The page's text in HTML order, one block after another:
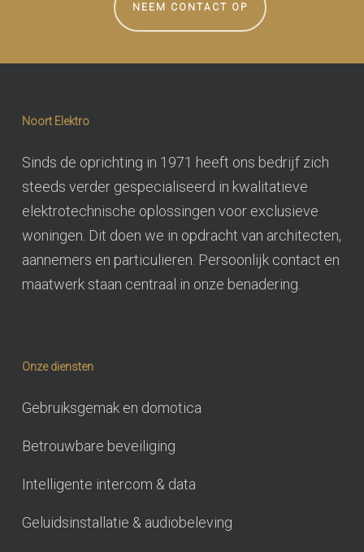
NEEM CONTACT OP
Noort Elektro
Sinds de oprichting in 1971 heeft ons bedrijf zich
steeds verder gespecialiseerd in kwalitatieve
elektrotechnische oplossingen voor exclusieve
woningen. Dit doen we in opdracht van architecten,
aannemers en particulieren. Persoonlijk contact en
maatwerk staan centraal in onze benadering.
Onze diensten
Gebruiksgemak en domotica
Betrouwbare beveiliging
Intelligente intercom & data
Geluidsinstallatie & audiobeleving